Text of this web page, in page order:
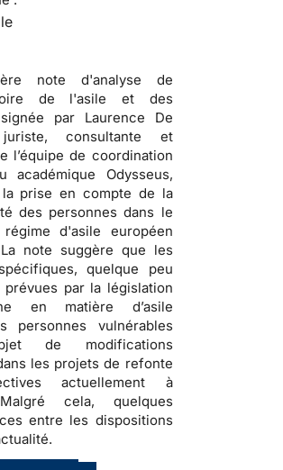
note d'analyse de
de l'asile et des
par Laurence De
juriste, consultante et
l’équipe de coordination
académique Odysseus,
prise en compte de la
des personnes dans le
d'asile européen
note suggère que les
quelque peu
prévues par la législation
en matière d’asile
personnes vulnérables
de modifications
les projets de refonte
actuellement à
cela, quelques
entre les dispositions